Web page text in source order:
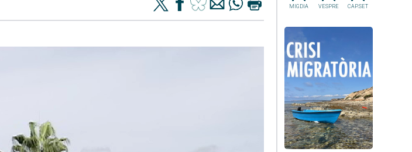
MIGDIA VESPRE CAP.SET